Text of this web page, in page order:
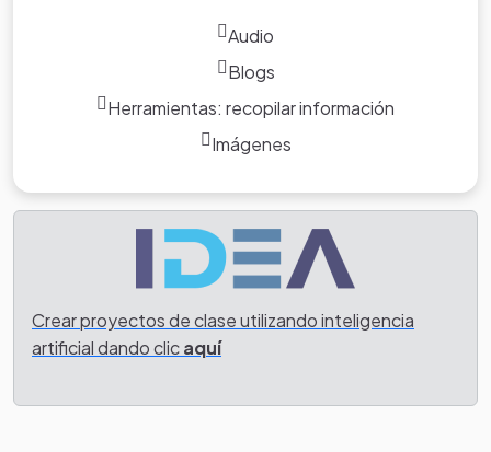
Audio
Blogs
Herramientas: recopilar información
Imágenes
Crear proyectos de clase utilizando inteligencia
artificial dando clicaquí